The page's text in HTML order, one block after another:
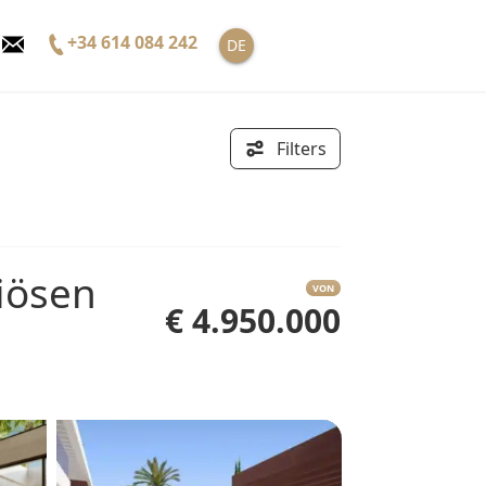
+34 614 084 242 DE
Filters
VON
€ 4.950.000